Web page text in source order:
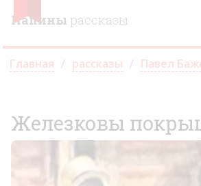
Папины рассказы
Главная рассказы Павел
Железковы